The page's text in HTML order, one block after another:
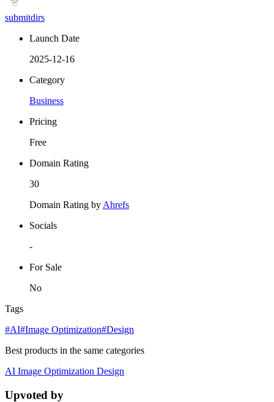
submitdirs
Launch Date
2025-12-16
Category
Business
Pricing
Free
Domain Rating
30
Domain Rating by Ahrefs
Socials
-
For Sale
No
Tags
#AI#Image Optimization#Design
Best products in the same categories
AI Image Optimization Design
Upvoted by